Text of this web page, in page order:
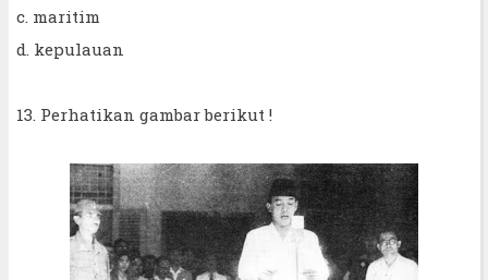
c. maritim
d. kepulauan
13. Perhatikan gambar berikut !